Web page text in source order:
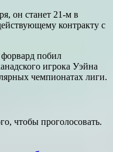
он станет 21-м в
контракту с
побил
игрока Уэйна
чемпионатах лиги.
чтобы проголосовать.